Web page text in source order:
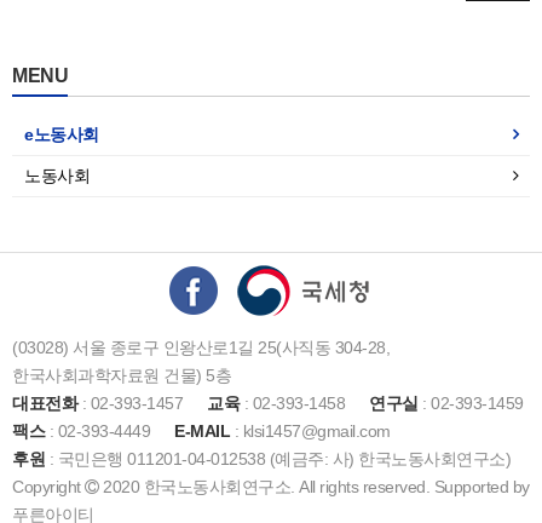
MENU
e노동사회
노동사회
(03028) 서울 종로구 인왕산로1길 25(사직동 304-28,
한국사회과학자료원 건물) 5층
대표전화: 02-393-1457 교육: 02-393-1458 연구실 : 02-393-1459
팩스: 02-393-4449 E-MAIL : klsi1457@gmail.com
후원 : 국민은행 011201-04-012538 (예금주: 사) 한국노동사회연구소)
Copyright
2020 한국노동사회연구소. All rights reserved. Supported by
푸른아이티